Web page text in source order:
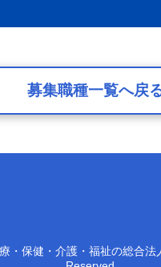
囲内でこれに応じます。
人情報の取得、利用その他
人情報の保護に関する法律、そ
人情報を正確かつ最新の内
す。 Cookieとは、webコン
募集職種一覧へ戻
・保健・介護・福祉の総合法